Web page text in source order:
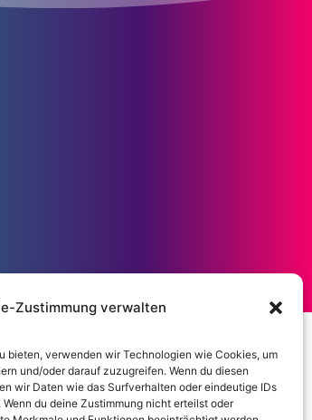
Zustimmung verwalten
bieten, verwenden wir Technologien wie Cookies, um
und/oder darauf zuzugreifen. Wenn du diesen
wir Daten wie das Surfverhalten oder eindeutige IDs
du deine Zustimmung nicht erteilst oder